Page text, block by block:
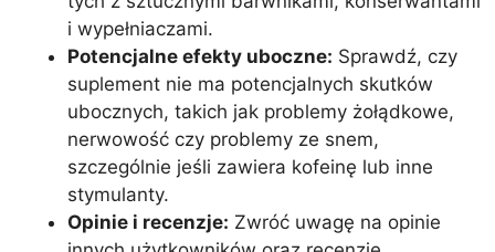
i wypełniaczami.
Potencjalne efekty uboczne: Sprawdź, czy
suplement nie ma potencjalnych skutków
ubocznych, takich jak problemy żołądkowe,
nerwowość czy problemy ze snem,
szczególnie jeśli zawiera kofeinę lub inne
stymulanty.
Opinie i recenzje: Zwróć uwagę na opinie